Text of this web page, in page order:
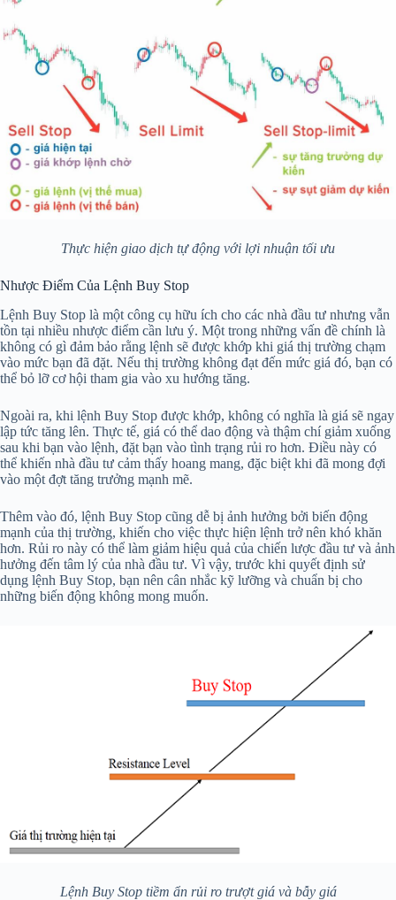
Thực hiện giao dịch tự động với lợi nhuận tối ưu
Nhược Điểm Của Lệnh Buy Stop
Lệnh Buy Stop là một công cụ hữu ích cho các nhà đầu tư nhưng vẫn
tồn tại nhiều nhược điểm cần lưu ý. Một trong những vấn đề chính là
không có gì đảm bảo rằng lệnh sẽ được khớp khi giá thị trường chạm
vào mức bạn đã đặt. Nếu thị trường không đạt đến mức giá đó, bạn có
thể bỏ lỡ cơ hội tham gia vào xu hướng tăng.
Ngoài ra, khi lệnh Buy Stop được khớp, không có nghĩa là giá sẽ ngay
lập tức tăng lên. Thực tế, giá có thể dao động và thậm chí giảm xuống
sau khi bạn vào lệnh, đặt bạn vào tình trạng rủi ro hơn. Điều này có
thể khiến nhà đầu tư cảm thấy hoang mang, đặc biệt khi đã mong đợi
vào một đợt tăng trưởng mạnh mẽ.
Thêm vào đó, lệnh Buy Stop cũng dễ bị ảnh hưởng bởi biến động
mạnh của thị trường, khiến cho việc thực hiện lệnh trở nên khó khăn
hơn. Rủi ro này có thể làm giảm hiệu quả của chiến lược đầu tư và ảnh
hưởng đến tâm lý của nhà đầu tư. Vì vậy, trước khi quyết định sử
dụng lệnh Buy Stop, bạn nên cân nhắc kỹ lưỡng và chuẩn bị cho
những biến động không mong muốn.
Lệnh Buy Stop tiềm ẩn rủi ro trượt giá và bẫy giá